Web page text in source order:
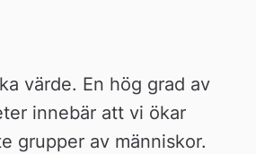
värde. En hög grad av
innebär att vi ökar
grupper av människor.